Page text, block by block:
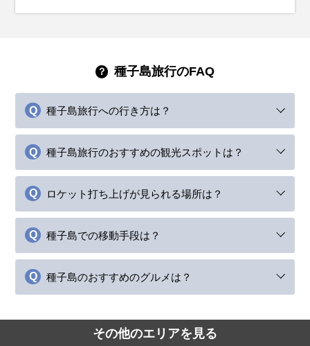
種子島旅行のFAQ
種子島旅行への行き方は？
種子島旅行のおすすめの観光スポットは？
ロケット打ち上げが見られる場所は？
種子島での移動手段は？
種子島のおすすめのグルメは？
その他のエリアを見る